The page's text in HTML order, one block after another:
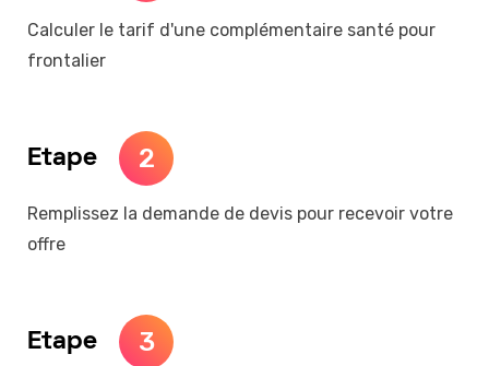
Calculer le tarif d'une complémentaire santé pour
frontalier
Etape 2
Remplissez la demande de devis pour recevoir votre
offre
Etape 3